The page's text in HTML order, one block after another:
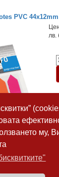
му,
PVC 44х12mm
лв.
2